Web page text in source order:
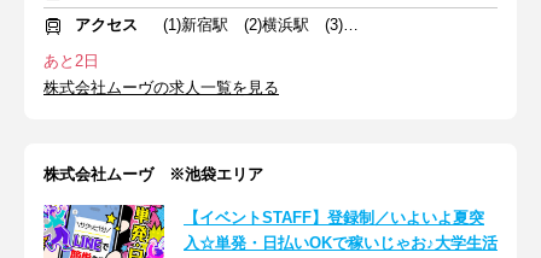
アクセス
(1)新宿駅 (2)横浜駅 (3)立川駅
あと2日
株式会社ムーヴの求人一覧を見る
株式会社ムーヴ ※池袋エリア
【イベントSTAFF】登録制／いよいよ夏突
入☆単発・日払いOKで稼いじゃお♪大学生活